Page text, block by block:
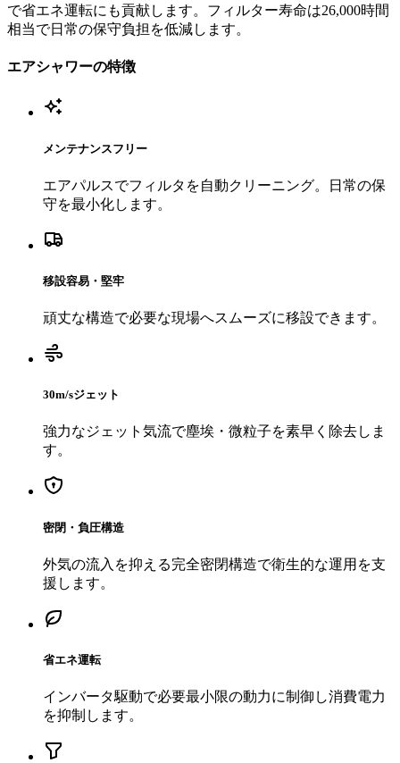
で省エネ運転にも貢献します。フィルター寿命は26,000時間
相当で日常の保守負担を低減します。
エアシャワーの特徴
メンテナンスフリー
エアパルスでフィルタを自動クリーニング。日常の保
守を最小化します。
移設容易・堅牢
頑丈な構造で必要な現場へスムーズに移設できます。
30m/sジェット
強力なジェット気流で塵埃・微粒子を素早く除去しま
す。
密閉・負圧構造
外気の流入を抑える完全密閉構造で衛生的な運用を支
援します。
省エネ運転
インバータ駆動で必要最小限の動力に制御し消費電力
を抑制します。